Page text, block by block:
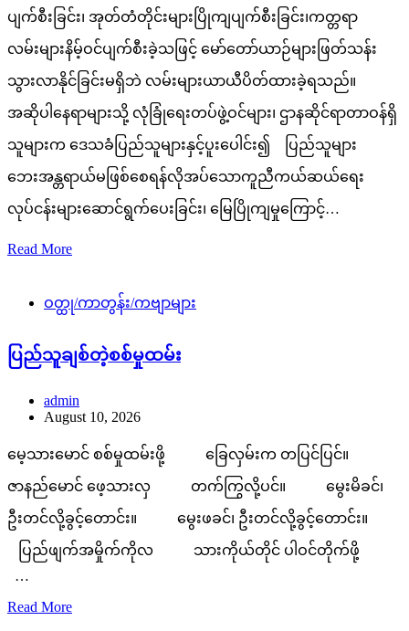
ပျက်စီးခြင်း၊ အုတ်တံတိုင်းများပြိုကျပျက်စီးခြင်း၊ကတ္တရာ
လမ်းများနိမ့်ဝင်ပျက်စီးခဲ့သဖြင့် မော်တော်ယာဉ်များဖြတ်သန်း
သွားလာနိုင်ခြင်းမရှိဘဲ လမ်းများယာယီပိတ်ထားခဲ့ရသည်။
အဆိုပါနေရာများသို့ လုံခြုံရေးတပ်ဖွဲ့ဝင်များ၊ ဌာနဆိုင်ရာတာဝန်ရှိ
သူများက ဒေသခံပြည်သူများနှင့်ပူးပေါင်း၍ ပြည်သူများ
ဘေးအန္တရာယ်မဖြစ်စေရန်လိုအပ်သောကူညီကယ်ဆယ်ရေး
လုပ်ငန်းများဆောင်ရွက်ပေးခြင်း၊ မြေပြိုကျမှုကြောင့်…
Read More
ဝတ္ထု/ကာတွန်း/ကဗျာများ
ပြည်သူချစ်တဲ့စစ်မှုထမ်း
admin
August 10, 2026
မေ့သားမောင် စစ်မှုထမ်းဖို့ ခြေလှမ်းက တပြင်ပြင်။
ဇာနည်မောင် ဖေ့သားလှ တက်ကြွလို့ပင်။ မွေးမိခင်၊
ဦးတင်လို့ခွင့်တောင်း။ မွေးဖခင်၊ ဦးတင်လို့ခွင့်တောင်း။
ပြည်ဖျက်အမှိုက်ကိုလ သားကိုယ်တိုင် ပါဝင်တိုက်ဖို့
…
Read More